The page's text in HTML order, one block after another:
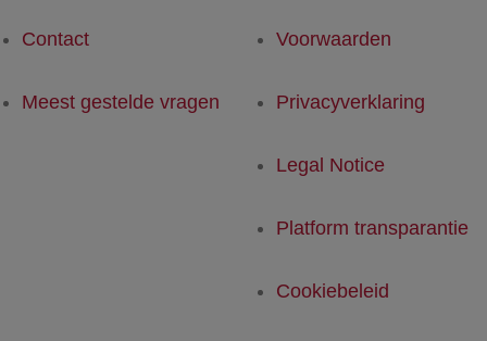
Contact
Meest gestelde vragen
Voorwaarden
Privacyverklaring
Legal Notice
Platform transparantie
Cookiebeleid